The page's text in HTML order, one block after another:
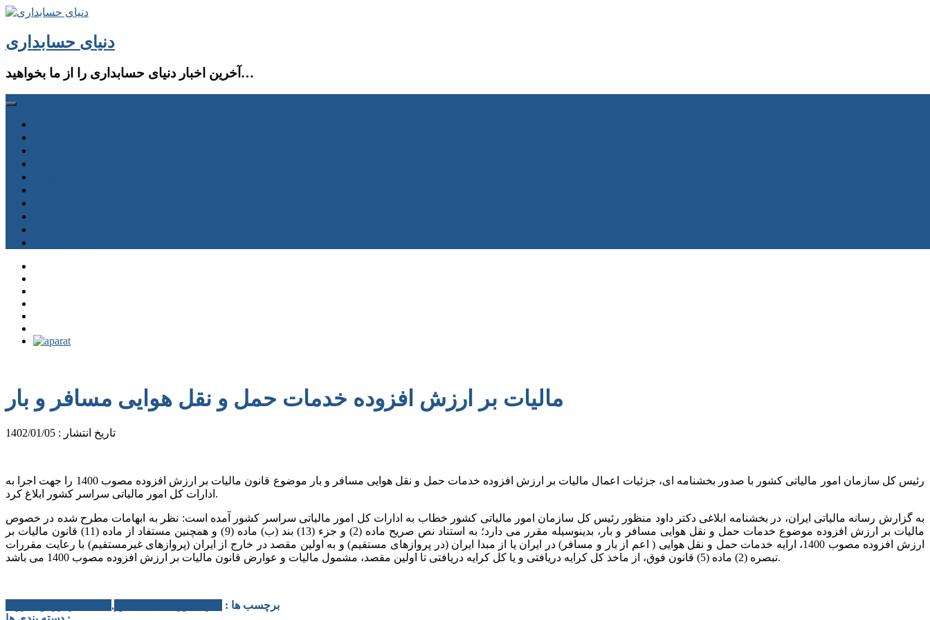
دنیای حسابداری
آخرین اخبار دنیای حسابداری را از ما بخواهید…
مالیات بر ارزش افزوده خدمات حمل و نقل هوایی مسافر و بار
تاریخ انتشار : 1402/01/05
رئیس کل سازمان امور مالیاتی کشور با صدور بخشنامه ای، جزئیات اعمال مالیات بر ارزش افزوده خدمات حمل و نقل هوایی مسافر و بار موضوع قانون مالیات بر ارزش افزوده مصوب 1400 را جهت اجرا به
ادارات کل امور مالیاتی سراسر کشور ابلاغ کرد.
به گزارش رسانه مالیاتی ایران، در بخشنامه ابلاغی دکتر داود منظور رئیس کل سازمان امور مالیاتی کشور خطاب به ادارات کل امور مالیاتی سراسر کشور آمده است: نظر به ابهامات مطرح شده در خصوص
مالیات بر ارزش افزوده موضوع خدمات حمل و نقل هوایی مسافر و بار، بدینوسیله مقرر می دارد؛ به استناد نص صریح ماده (2) و جزء (13) بند (ب) ماده (9) و همچنین مستفاد از ماده (11) قانون مالیات بر
ارزش افزوده مصوب 1400، ارایه خدمات حمل و نقل هوایی ( اعم از بار و مسافر) در ایران یا از مبدا ایران (در پروازهای مستقیم) و به اولین مقصد در خارج از ایران (پروازهای غیرمستقیم) با رعایت مقررات
تبصره (2) ماده (5) قانون فوق، از ماخذ کل کرایه دریافتی و یا کل کرایه دریافتی تا اولین مقصد، مشمول مالیات و عوارض قانون مالیات بر ارزش افزوده مصوب 1400 می باشد.
برچسب ها : ,